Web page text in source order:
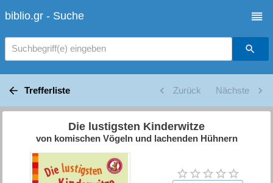
biblio.gr - Suche
Suchbegriff(e) eingeben
Trefferliste Zurück Nächste
Die lustigsten Kinderwitze
von komischen Vögeln und lachenden Hühnern